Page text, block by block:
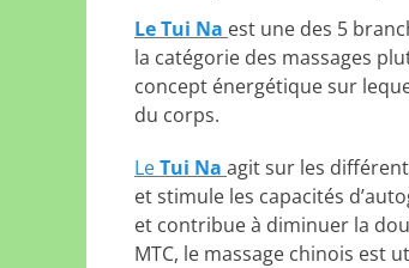
Le Tui Na est une des 5
la catégorie des massages
concept énergétique sur
du corps.
LeTui Na agit sur les
et stimule les capacités
et contribue à diminuer la
MTC, le massage chinois est